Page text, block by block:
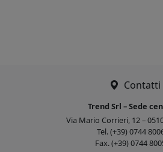
Contatti
Trend Srl – Sede
Via Mario Corrieri, 12 –
Tel. (+39) 0744
Fax. (+39) 0744